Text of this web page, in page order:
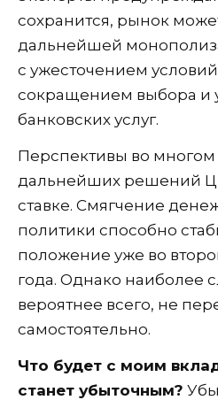
сохранится, рынок
дальнейшей
с ужесточением
сокращением выбора и
банковских услуг.
Перспективы во многом
дальнейших решений
ставке. Смягчение
политики способно
положение уже во
года. Однако наиболее
вероятнее всего, не
самостоятельно.
Что будет с моим
станет убыточным?